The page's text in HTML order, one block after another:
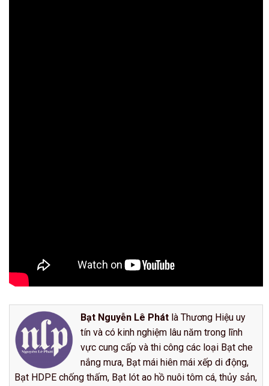
Bạt Nguyễn Lê Phát là Thương Hiệu uy
tín và có kinh nghiệm lâu năm trong lĩnh
vực cung cấp và thi công các loại Bạt che
nắng mưa, Bạt mái hiên mái xếp di động,
Bạt HDPE chống thấm, Bạt lót ao hồ nuôi tôm cá, thủy sản,